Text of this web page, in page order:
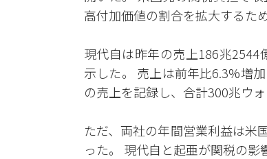
高付加価値の割合を拡大するた
現代自は昨年の売上186兆
示した。 売上は前年比6.3%増
の売上を記録し、合計300兆ウォ
ただ、両社の年間営業利益は米
った。 現代自と起亜が関税の